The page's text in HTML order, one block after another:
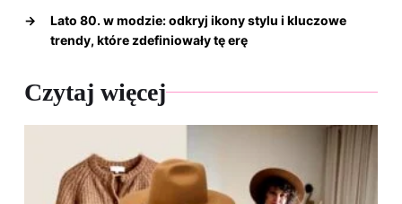
→
Lato 80. w modzie: odkryj ikony stylu i kluczowe
trendy, które zdefiniowały tę erę
Czytaj więcej